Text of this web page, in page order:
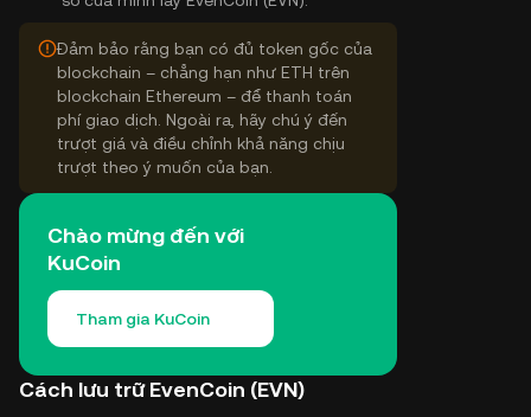
Đảm bảo rằng bạn có đủ token gốc của
blockchain – chẳng hạn như ETH trên
blockchain Ethereum – để thanh toán
phí giao dịch. Ngoài ra, hãy chú ý đến
trượt giá và điều chỉnh khả năng chịu
trượt theo ý muốn của bạn.
Chào mừng đến với
KuCoin
Tham gia KuCoin
Cách lưu trữ EvenCoin (EVN)